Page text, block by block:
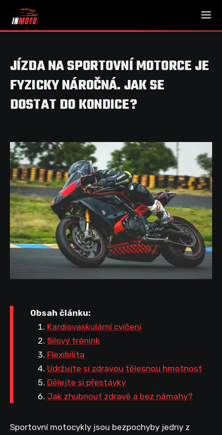
JÍZDA NA SPORTOVNÍ MOTORCE JE
FYZICKY NÁROČNÁ. JAK SE
DOSTAT DO KONDICE?
Obsah článku:
Kardiovaskulární cvičení
Silový trénink
Flexibilita
Udržujte si zdravou tělesnou hmotnost
Dělejte si přestávky
Jak zhubnout zdravě a bez námahy?
Sportovní motocykly jsou bezpochyby jedny z